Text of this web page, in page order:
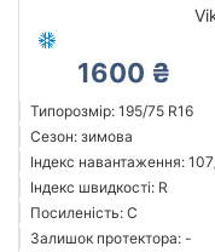
1600 ₴
Типорозмір: 195/75 R16
Сезон: зимова
Індекс навантаження:
Індекс швидкості: R
Посиленість: C
Залишок протектора: -